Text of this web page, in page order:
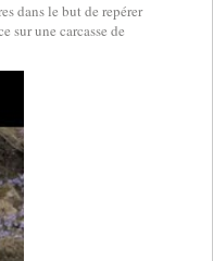
dans le but de repérer
sur une carcasse de